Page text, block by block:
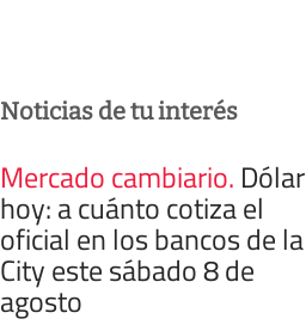
Noticias de tu interés
Mercado cambiario. Dólar
hoy: a cuánto cotiza el
oficial en los bancos de la
City este sábado 8 de
agosto